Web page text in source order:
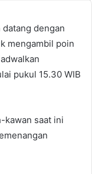
dengan
mengambil poin
pukul 15.30 WIB
kawan saat ini